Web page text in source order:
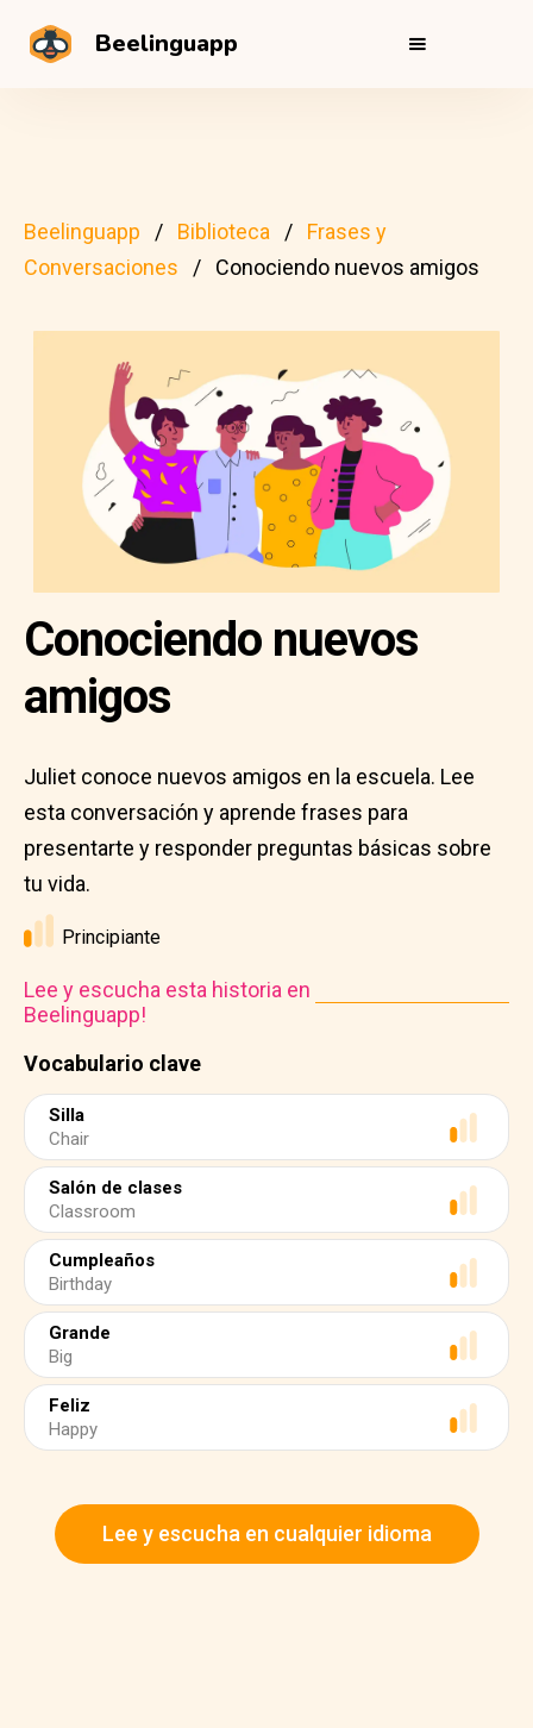
Beelinguapp
Beelinguapp Biblioteca
Frases y
Conversaciones
Conociendo nuevos amigos
Vocabulario clave
Silla
Chair
Salón de clases
Classroom
Cumpleaños
Birthday
Grande
Big
Feliz
Happy
Conociendo nuevos
amigos
Juliet conoce nuevos amigos en la escuela. Lee
esta conversación y aprende frases para
presentarte y responder preguntas básicas sobre
tu vida.
Principiante
Lee y escucha esta historia en
Beelinguapp!
Lee y escucha en cualquier idioma